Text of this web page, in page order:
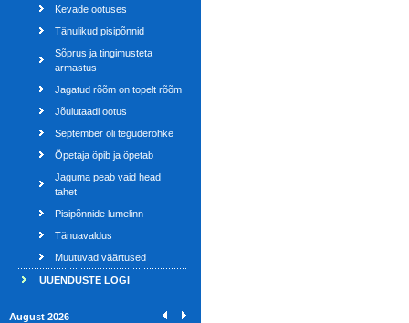
Kevade ootuses
Tänulikud pisipõnnid
Sõprus ja tingimusteta
armastus
Jagatud rõõm on topelt rõõm
Jõulutaadi ootus
September oli teguderohke
Õpetaja õpib ja õpetab
Jaguma peab vaid head
tahet
Pisipõnnide lumelinn
Tänuavaldus
Muutuvad väärtused
UUENDUSTE LOGI
August 2026